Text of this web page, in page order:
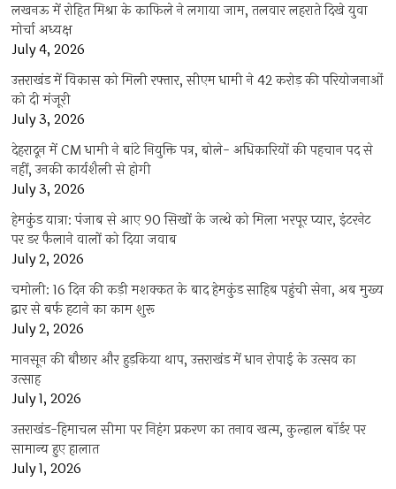
लखनऊ में रोहित मिश्रा के काफिले ने लगाया जाम, तलवार लहराते दिखे युवा
मोर्चा अध्यक्ष
July 4, 2026
उत्तराखंड में विकास को मिली रफ्तार, सीएम धामी ने 42 करोड़ की परियोजनाओं
को दी मंजूरी
July 3, 2026
देहरादून में CM धामी ने बांटे नियुक्ति पत्र, बोले- अधिकारियों की पहचान पद से
नहीं, उनकी कार्यशैली से होगी
July 3, 2026
हेमकुंड यात्रा: पंजाब से आए 90 सिखों के जत्थे को मिला भरपूर प्यार, इंटरनेट
पर डर फैलाने वालों को दिया जवाब
July 2, 2026
चमोली: 16 दिन की कड़ी मशक्कत के बाद हेमकुंड साहिब पहुंची सेना, अब मुख्य
द्वार से बर्फ हटाने का काम शुरू
July 2, 2026
मानसून की बौछार और हुड़किया थाप, उत्तराखंड में धान रोपाई के उत्सव का
उत्साह
July 1, 2026
उत्तराखंड-हिमाचल सीमा पर निहंग प्रकरण का तनाव खत्म, कुल्हाल बॉर्डर पर
सामान्य हुए हालात
July 1, 2026